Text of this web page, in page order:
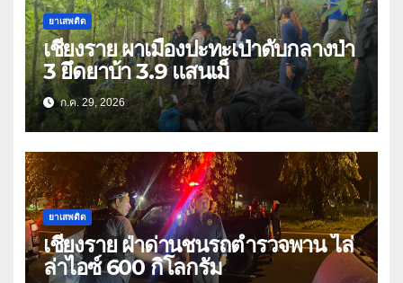
ยาเสพติด
เชียงราย ผาเมืองปะทะเป่าดับกลางป่า
3 ยึดยาบ้า 3.9 แสนเม็
ก.ค. 29, 2026
ยาเสพติด
เชียงราย ฝ่าด่านชนรถตำรวจพาน ไล่
ล่าไอซ์ 600 กิโลกรัม